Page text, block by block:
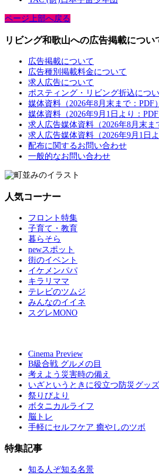
ページ上部へ戻る
リビング和歌山への広告掲載につい
広告掲載について
広告種別掲載料金について
求人広告について
ポスティング・リビング折込につ
媒体資料（2026年8月末まで：PDF）
媒体資料（2026年9月1日より：PDF
求人広告媒体資料（2026年8月末ま
求人広告媒体資料（2026年9月1日よ
配布に関するお問い合わせ
一般的なお問い合わせ
人気コーナー
フロント特集
子育て・教育
暮らそら
newスポット
街のイベント
イケメンパパ
キラリママ
テレビのツムジ
みんなのイイネ
スグレMONO
Cinema Preview
B級合戦 グルメの目
考えよう災害時の備え
いざというときに役立つ防災グッズ
祭りびより
ボタニカルライフ
脳トレ
手軽にセルフケア 癒やしのツボ
特集記事
知る人ぞ知る名景